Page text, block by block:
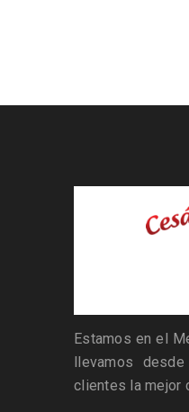
Estamos en el
llevamos
clientes la mejor